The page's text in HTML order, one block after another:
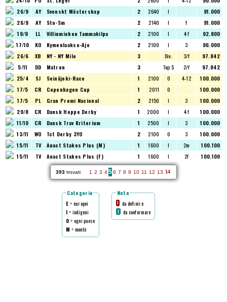
26/9
AY Svenskt Mästerskap 2 2640 I
91.000
26/9
AY Sto-Sm 2 2140 I f
91.000
19/9
LL Villinmiehen Tammakilpa 2 2100 I 4 f
92.800
17/10
KO Kymenlaakso-Ajo 2 2100 I 3
96.000
26/6
XB NY - NY Mile 3 Div. 3/f
97.842
5/11
DD Matron 3 Top $ 2/f
97.842
25/4
SJ Seinäjoki-Race 1 2100 O 4-12
100.000
17/5
CR Copenhagen Cup 1 2011 O
100.000
17/5
PL Gran Premi Nacional 2 2150 I 3
100.000
29/8
CR Dansk Hoppe Derby 1 2000 I 4 f
100.000
11/10
CR Dansk Trav Kriterium 1 2500 I 3
100.000
13/11
WO Tct Derby 3YO 2 2100 O 3
100.000
15/11
TV Anact Stakes Plus (M) 1 1600 I 2m
100.100
15/11
TV Anact Stakes Plus (F) 1 1600 I 2f 100.100
393 trovati 1 2 3 456 7 8 9 10 11 12 13 14
Categorie
E = europei
I = indigeni
O = ogni paese
M = montè
Note
1 da definire
2 da confermare